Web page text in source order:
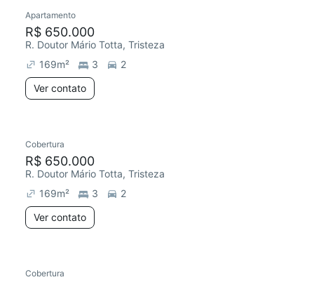
Apartamento
R$ 650.000
R. Doutor Mário Totta, Tristeza
169m² 3
2
Ver contato
Cobertura
R$ 650.000
R. Doutor Mário Totta, Tristeza
169m² 3
2
Ver contato
Cobertura